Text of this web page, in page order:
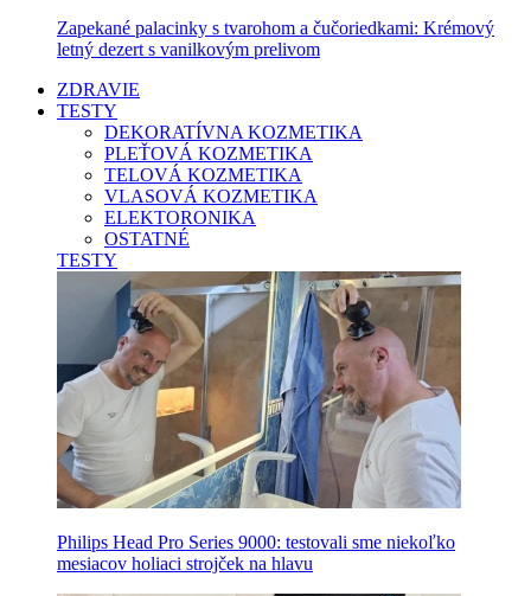
Zapekané palacinky s tvarohom a čučoriedkami: Krémový
letný dezert s vanilkovým prelivom
ZDRAVIE
TESTY
DEKORATÍVNA KOZMETIKA
PLEŤOVÁ KOZMETIKA
TELOVÁ KOZMETIKA
VLASOVÁ KOZMETIKA
ELEKTORONIKA
OSTATNÉ
TESTY
Philips Head Pro Series 9000: testovali sme niekoľko
mesiacov holiaci strojček na hlavu